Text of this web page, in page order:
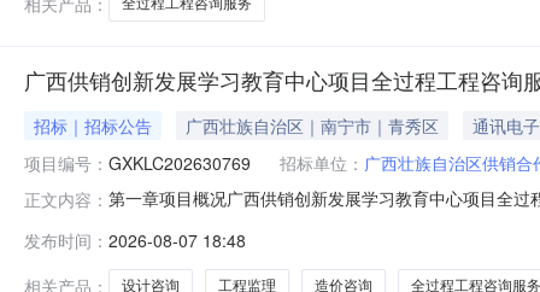
全过程工程咨询服务
广西供销创新发展学习教育中心项目全过程工程咨询
招标｜招标公告 广西壮族自治区｜南宁市｜青秀区
通讯电子
项目编号： GXKLC202630769 招标单位： 广西壮族自治区供销合
正文内容： 第一章项目概况广西供销创新发展学习教育中心项目全
购方式：竞争性磋商。4.预算金额：人民币壹拾伍万元
发布时间： 2026-08-07 18:48
相关产品：
设计咨询 工程监理 造价咨询 全过程工程咨询服务